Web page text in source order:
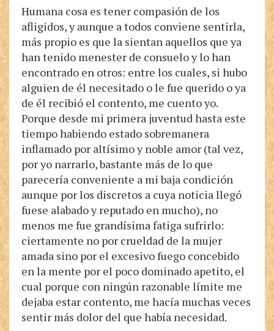
Humana cosa es tener compasión de los
afligidos, y aunque a todos conviene sentirla,
más propio es que la sientan aquellos que ya
han tenido menester de consuelo y lo han
encontrado en otros: entre los cuales, si hubo
alguien de él necesitado o le fue querido o ya
de él recibió el contento, me cuento yo.
Porque desde mi primera juventud hasta este
tiempo habiendo estado sobremanera
inflamado por altísimo y noble amor (tal vez,
por yo narrarlo, bastante más de lo que
parecería conveniente a mi baja condición
aunque por los discretos a cuya noticia llegó
fuese alabado y reputado en mucho), no
menos me fue grandísima fatiga sufrirlo:
ciertamente no por crueldad de la mujer
amada sino por el excesivo fuego concebido
en la mente por el poco dominado apetito, el
cual porque con ningún razonable límite me
dejaba estar contento, me hacía muchas veces
sentir más dolor del que había necesidad.